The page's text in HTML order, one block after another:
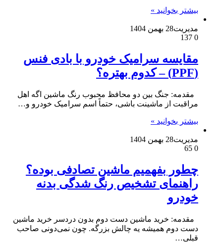
بیشتر بخوانید »
مدیریت28 بهمن 1404
0
مقایسه سرامیک خودرو با بادی فنس
(PPF) – کدوم بهتره؟
مقدمه: جنگ بین دو محافظ محبوب رنگ ماشین اگه اهل
مراقبت از ماشینت باشی، حتماً اسم سرامیک خودرو و…
بیشتر بخوانید »
مدیریت28 بهمن 1404
0
چطور بفهمیم ماشین تصادفی بوده؟
راهنمای تشخیص رنگ شدگی بدنه
خودرو
مقدمه: خرید ماشین دست دوم بدون دردسر خرید ماشین
دست دوم همیشه یه چالش بزرگه. چون نمی‌دونی صاحب
قبلی…